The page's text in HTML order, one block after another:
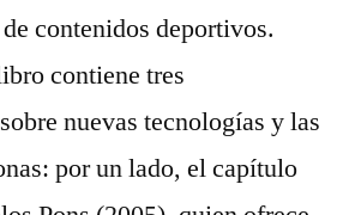
contenidos deportivos.
contiene tres
nuevas tecnologías y las
por un lado, el capítulo